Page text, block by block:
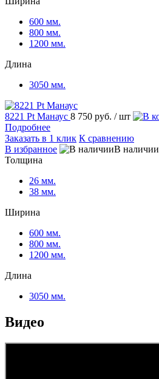
600 мм.
800 мм.
1200 мм.
Длина
3050 мм.
8221 Pt Манаус 8 750 руб. / шт
Подробнее
Заказать в 1 клик К сравнению
В избранное
В наличии
Толщина
26 мм.
38 мм.
Ширина
600 мм.
800 мм.
1200 мм.
Длина
3050 мм.
Видео